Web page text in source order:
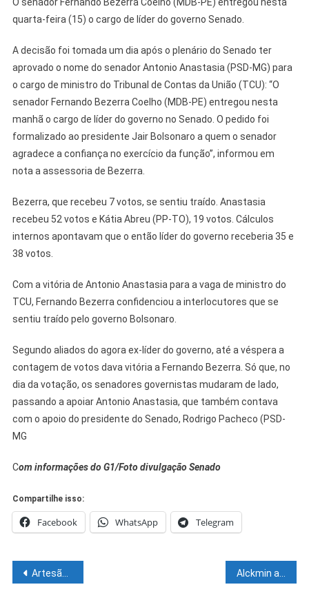
O senador Fernando Bezerra Coelho (MDB-PE) entregou nesta
quarta-feira (15) o cargo de líder do governo Senado.
A decisão foi tomada um dia após o plenário do Senado ter
aprovado o nome do senador Antonio Anastasia (PSD-MG) para
o cargo de ministro do Tribunal de Contas da União (TCU): “O
senador Fernando Bezerra Coelho (MDB-PE) entregou nesta
manhã o cargo de líder do governo no Senado. O pedido foi
formalizado ao presidente Jair Bolsonaro a quem o senador
agradece a confiança no exercício da função”, informou em
nota a assessoria de Bezerra.
Bezerra, que recebeu 7 votos, se sentiu traído. Anastasia
recebeu 52 votos e Kátia Abreu (PP-TO), 19 votos. Cálculos
internos apontavam que o então líder do governo receberia 35 e
38 votos.
Com a vitória de Antonio Anastasia para a vaga de ministro do
TCU, Fernando Bezerra confidenciou a interlocutores que se
sentiu traído pelo governo Bolsonaro.
Segundo aliados do agora ex-líder do governo, até a véspera a
contagem de votos dava vitória a Fernando Bezerra. Só que, no
dia da votação, os senadores governistas mudaram de lado,
passando a apoiar Antonio Anastasia, que também contava
com o apoio do presidente do Senado, Rodrigo Pacheco (PSD-
MG
Com informações do G1/Fotodivulgação Senado
Compartilhe isso:
Facebook WhatsApp Telegram
Navegação
Artesãos de Petrolina participam da Feira Nacional de Negócios do Artesanato Alckmin anuncia saída do PSDB apostando ser o vice de Lula